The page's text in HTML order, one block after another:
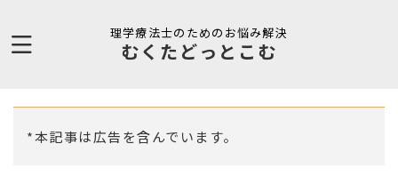
理学療法士のためのお悩み解決
むくたどっとこむ
*本記事は広告を含んでいます。